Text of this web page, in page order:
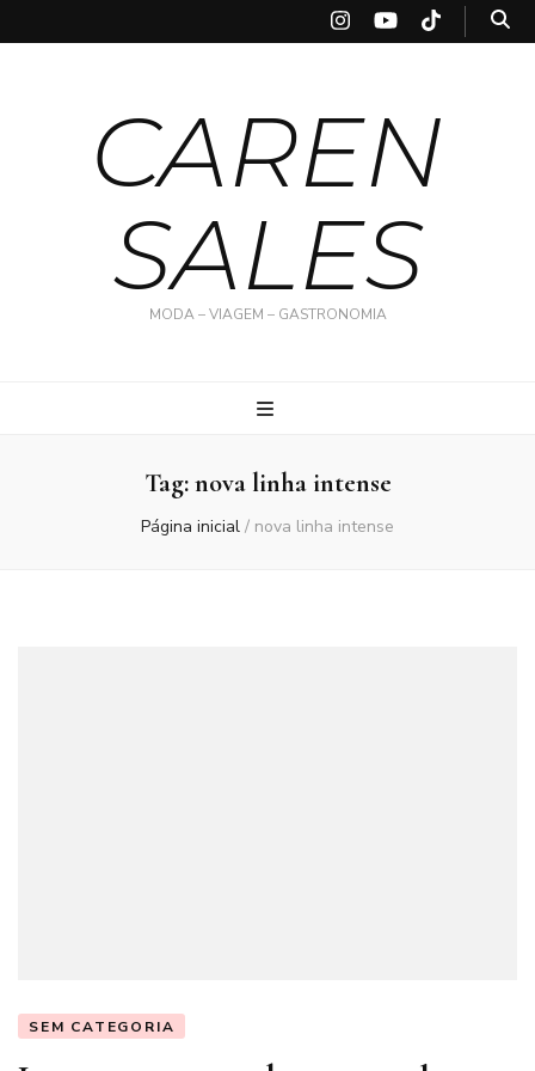
CAREN
SALES
MODA – VIAGEM – GASTRONOMIA
Tag:nova linha intense
Página inicial / nova linha intense
SEM CATEGORIA